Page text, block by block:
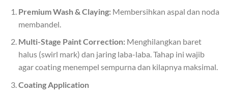
Premium Wash & Claying:Membersihkan aspal dan noda
membandel.
Multi-Stage Paint Correction:Menghilangkan baret
halus (swirl mark) dan jaring laba-laba. Tahap ini wajib
agar coating menempel sempurna dan kilapnya maksimal.
Coating Application